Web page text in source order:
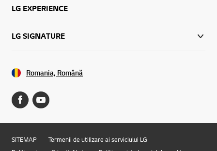
LG EXPERIENCE
LG SIGNATURE
Romania, Română
SITEMAP
Termenii de utilizare ai serviciului LG